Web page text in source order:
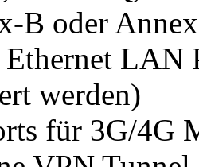
B oder
LAN
werden)
für 3G/4G